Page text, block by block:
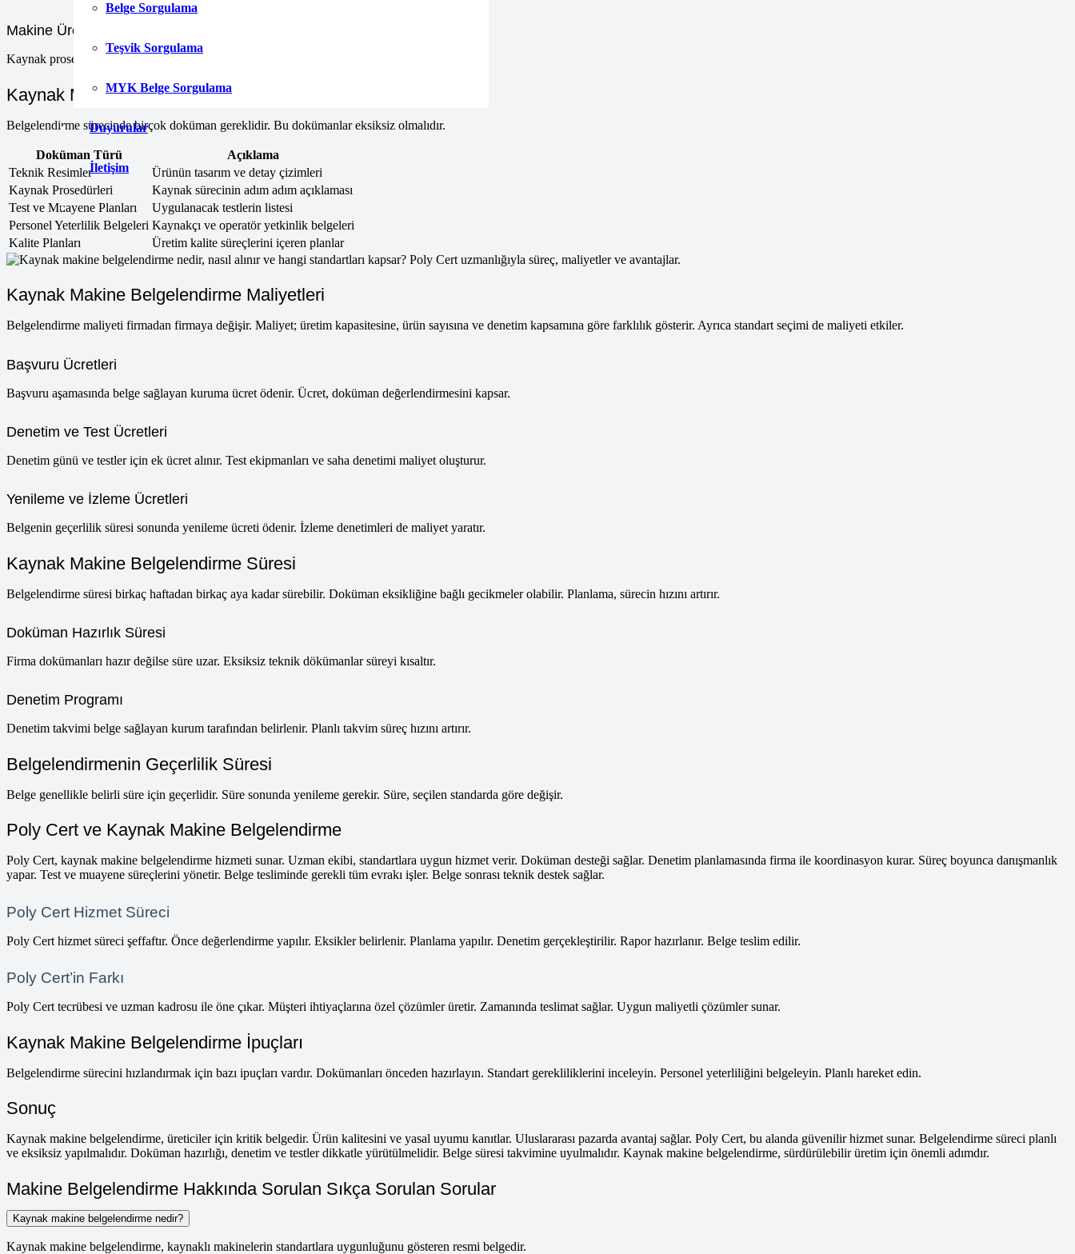
Belge Sorgulama
Teşvik Sorgulama
MYK Belge Sorgulama
Duyurular
İletişim
Makine Üreticileri
Kaynak prosesi içeren makine üreticileri belge ile kaliteyi kanıtlar.
Kaynak Makine Belgelendirme ile İlgili Dokümanlar
Belgelendirme sürecinde birçok doküman gereklidir. Bu dokümanlar eksiksiz olmalıdır.
Doküman Türü
Açıklama
Teknik Resimler
Ürünün tasarım ve detay çizimleri
Kaynak Prosedürleri
Kaynak sürecinin adım adım açıklaması
Test ve Muayene Planları
Uygulanacak testlerin listesi
Personel Yeterlilik Belgeleri Kaynakçı ve operatör yetkinlik belgeleri
Kalite Planları
Üretim kalite süreçlerini içeren planlar
Kaynak Makine Belgelendirme Maliyetleri
Belgelendirme maliyeti firmadan firmaya değişir. Maliyet; üretim kapasitesine, ürün sayısına ve denetim kapsamına göre farklılık gösterir. Ayrıca standart seçimi de maliyeti etkiler.
Başvuru Ücretleri
Başvuru aşamasında belge sağlayan kuruma ücret ödenir. Ücret, doküman değerlendirmesini kapsar.
Denetim ve Test Ücretleri
Denetim günü ve testler için ek ücret alınır. Test ekipmanları ve saha denetimi maliyet oluşturur.
Yenileme ve İzleme Ücretleri
Belgenin geçerlilik süresi sonunda yenileme ücreti ödenir. İzleme denetimleri de maliyet yaratır.
Kaynak Makine Belgelendirme Süresi
Belgelendirme süresi birkaç haftadan birkaç aya kadar sürebilir. Doküman eksikliğine bağlı gecikmeler olabilir. Planlama, sürecin hızını artırır.
Doküman Hazırlık Süresi
Firma dokümanları hazır değilse süre uzar. Eksiksiz teknik dökümanlar süreyi kısaltır.
Denetim Programı
Denetim takvimi belge sağlayan kurum tarafından belirlenir. Planlı takvim süreç hızını artırır.
Belgelendirmenin Geçerlilik Süresi
Belge genellikle belirli süre için geçerlidir. Süre sonunda yenileme gerekir. Süre, seçilen standarda göre değişir.
Poly Cert ve Kaynak Makine Belgelendirme
Poly Cert, kaynak makine belgelendirme hizmeti sunar. Uzman ekibi, standartlara uygun hizmet verir. Doküman desteği sağlar. Denetim planlamasında firma ile koordinasyon kurar. Süreç boyunca danışmanlık
yapar. Test ve muayene süreçlerini yönetir. Belge tesliminde gerekli tüm evrakı işler. Belge sonrası teknik destek sağlar.
Poly Cert Hizmet Süreci
Poly Cert hizmet süreci şeffaftır. Önce değerlendirme yapılır. Eksikler belirlenir. Planlama yapılır. Denetim gerçekleştirilir. Rapor hazırlanır. Belge teslim edilir.
Poly Cert’in Farkı
Poly Cert tecrübesi ve uzman kadrosu ile öne çıkar. Müşteri ihtiyaçlarına özel çözümler üretir. Zamanında teslimat sağlar. Uygun maliyetli çözümler sunar.
Kaynak Makine Belgelendirme İpuçları
Belgelendirme sürecini hızlandırmak için bazı ipuçları vardır. Dokümanları önceden hazırlayın. Standart gerekliliklerini inceleyin. Personel yeterliliğini belgeleyin. Planlı hareket edin.
Sonuç
Kaynak makine belgelendirme, üreticiler için kritik belgedir. Ürün kalitesini ve yasal uyumu kanıtlar. Uluslararası pazarda avantaj sağlar. Poly Cert, bu alanda güvenilir hizmet sunar. Belgelendirme süreci planlı
ve eksiksiz yapılmalıdır. Doküman hazırlığı, denetim ve testler dikkatle yürütülmelidir. Belge süresi takvimine uyulmalıdır. Kaynak makine belgelendirme, sürdürülebilir üretim için önemli adımdır.
Makine Belgelendirme Hakkında Sorulan Sıkça Sorulan Sorular
Kaynak makine belgelendirme nedir?
Kaynak makine belgelendirme, kaynaklı makinelerin standartlara uygunluğunu gösteren resmi belgedir.